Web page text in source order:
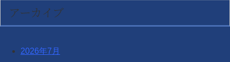
アーカイブ
2026年7月